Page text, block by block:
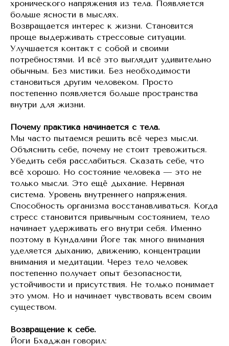
хронического напряжения из тела. Появляется
больше ясности в мыслях.
Возвращается интерес к жизни. Становится
проще выдерживать стрессовые ситуации.
Улучшается контакт с собой и своими
потребностями. И всё это выглядит удивительно
обычным. Без мистики. Без необходимости
становиться другим человеком. Просто
постепенно появляется больше пространства
внутри для жизни.
Почему практика начинается с тела.
Мы часто пытаемся решить всё через мысли.
Объяснить себе, почему не стоит тревожиться.
Убедить себя расслабиться. Сказать себе, что
всё хорошо. Но состояние человека — это не
только мысли. Это ещё дыхание. Нервная
система. Уровень внутреннего напряжения.
Способность организма восстанавливаться. Когда
стресс становится привычным состоянием, тело
начинает удерживать его внутри себя. Именно
поэтому в Кундалини Йоге так много внимания
уделяется дыханию, движению, концентрации
внимания и медитации. Через тело человек
постепенно получает опыт безопасности,
устойчивости и присутствия. Не только понимает
это умом. Но и начинает чувствовать всем своим
существом.
Возвращение к себе.
Йоги Бхаджан говорил: